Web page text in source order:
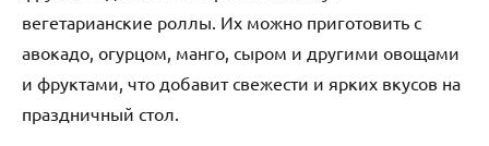
вегетарианские роллы. Их можно приготовить с
авокадо, огурцом, манго, сыром и другими овощами
и фруктами, что добавит свежести и ярких вкусов на
праздничный стол.